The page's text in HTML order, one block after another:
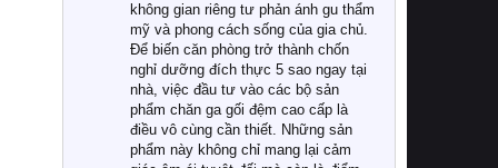
không gian riêng tư phản ánh gu thẩm
mỹ và phong cách sống của gia chủ.
Để biến căn phòng trở thành chốn
nghỉ dưỡng đích thực 5 sao ngay tại
nhà, việc đầu tư vào các bộ sản
phẩm chăn ga gối đệm cao cấp là
điều vô cùng cần thiết. Những sản
phẩm này không chỉ mang lại cảm